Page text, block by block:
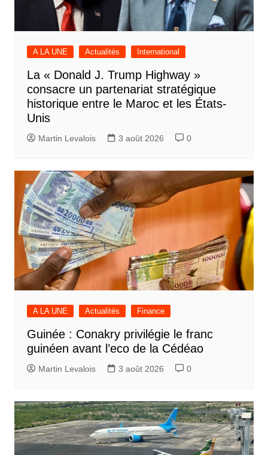
A LA UNE Actualités International
La « Donald J. Trump Highway »
consacre un partenariat stratégique
historique entre le Maroc et les États-
Unis
Martin Levalois 3 août 2026 0
A LA UNE Actualités Finance
Guinée : Conakry privilégie le franc
guinéen avant l’eco de la Cédéao
Martin Levalois 3 août 2026 0